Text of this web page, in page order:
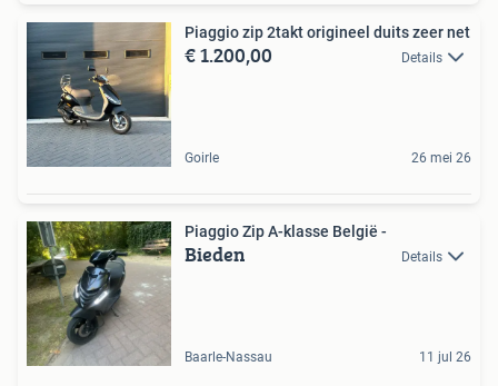
Piaggio zip 2takt origineel duits zeer net
€ 1.200,00 Details
Goirle 26 mei 26
Piaggio Zip A-klasse België -
Bieden Details
Baarle-Nassau 11 jul 26